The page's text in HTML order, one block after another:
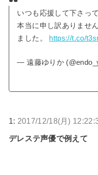
いつも応援して下さっ
本当に申し訳ありませ
ました。
https://t.co/
— 遠藤ゆりか
1: 2017/12/18(月)
デレステ声優で例えて